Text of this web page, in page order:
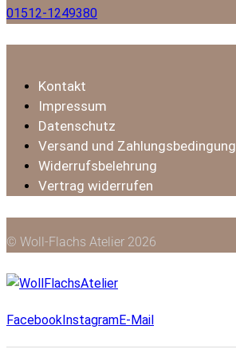
01512-1249380
Kontakt
Impressum
Datenschutz
Versand und Zahlungsbedingung
Widerrufsbelehrung
Vertrag widerrufen
© Woll-Flachs Atelier 2026
FacebookInstagramE-Mail